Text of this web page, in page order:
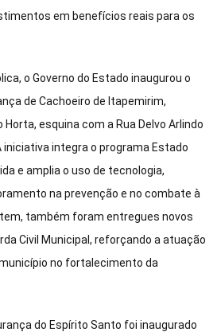
em benefícios reais para os
o Governo do Estado inaugurou o
de Cachoeiro de Itapemirim,
esquina com a Rua Delvo Arlindo
iniciativa integra o programa Estado
e amplia o uso de tecnologia,
na prevenção e no combate à
também foram entregues novos
Civil Municipal, reforçando a atuação
no fortalecimento da
do Espírito Santo foi inaugurado